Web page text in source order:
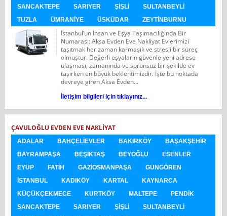
SANCAKTEPE
SARIYER ŞIŞLI
SULTANBEYLI
TUZLA
ÜMRANIYE ÜSKÜDAR ZEYTINBURNU
İstanbul‘un İnsan ve Eşya Taşımacılığında Bir
Numarası: Aksa Evden Eve Nakliyat Evlerimizi
taşıtmak her zaman karmaşık ve stresli bir süreç
olmuştur. Değerli eşyaların güvenle yeni adrese
ulaşması, zamanında ve sorunsuz bir şekilde ev
taşırken en büyük beklentimizdir. İşte bu noktada
devreye giren Aksa Evden...
İletişim bilgileri için tıklayınız...
ÇAVULOĞLU EVDEN EVE NAKLIYAT
ADALAR BAHÇELIEVLER BAKIRKÖY
BAŞAKŞEHIR
BAYRAMPAŞA
BEŞIKTAŞ BEYOĞLU
ESENLER
EYÜP
FATIH GAZIOSMANPAŞA
GÜNGÖREN
İSTANBUL
KADIKÖY KARTAL
KAYNARCA
KÜÇÜKÇEKMECE
KURTKÖY MALTEPE
PENDIK
SANCAKTEPE
SARIYER ŞIŞLI
SULTANBEYLI